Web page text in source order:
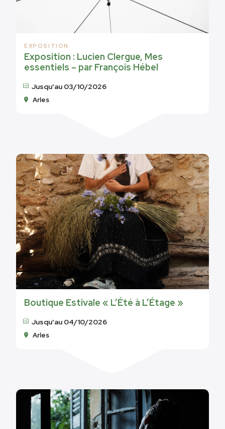
EXPOSITION
Exposition : Lucien Clergue, Mes
essentiels – par François Hébel
Jusqu'au 03/10/2026
Arles
Boutique Estivale « L’Été à L’Étage »
Jusqu'au 04/10/2026
Arles